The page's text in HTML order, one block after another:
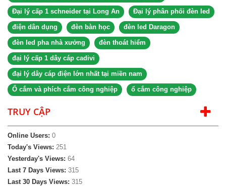
Đại lý cấp 1 schneider tại Long An Đại lý phân phối đèn led
điện dân dụng đèn bàn học đèn led Daragon
đèn led pha nhà xưởng đèn thoát hiểm
đại lý cấp 1 dây cáp cadivi
đại lý dây cáp điện lớn nhất tại miền nam
Ổ cắm và phích cắm công nghiệp ổ cắm công nghiệp
TRUY CẬP
Online Users: 0
Today's Views: 251
Yesterday's Views: 64
Last 7 Days Views: 315
Last 30 Days Views: 315